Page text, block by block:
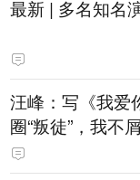
最新 | 多名知名
汪峰：写《我爱
圈“叛徒”，我不